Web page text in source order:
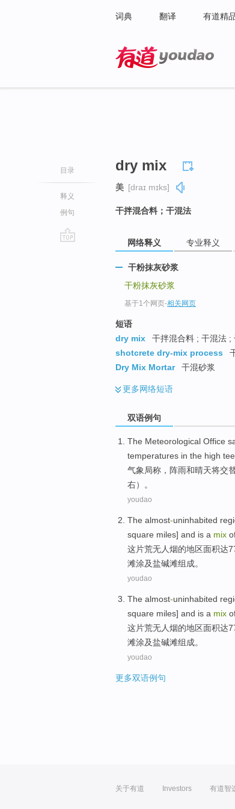
词典 翻译 有道精
目录
释义
例句
dry mix
美 [draɪ mɪks]
干拌混合料；干混法
网络释义 专业释义
干粉抹灰砂浆
干粉抹灰砂浆
基于1个网页-相关网页
短语
dry mix
干拌混合料 ; 干混法 ;
shotcrete dry-mix process
Dry Mix Mortar
干混砂浆
更多网络短语
双语例句
The Meteorological Office
temperatures in the high
气象局称 ， 阵雨和晴天将交
右）。
youdao
The almost-uninhabited
square miles] and is a mix
这片荒无人烟的地区面积达
滩涂及盐碱滩组成。
youdao
The almost-uninhabited
square miles] and is a mix
这片荒无人烟的地区面积达
滩涂及盐碱滩组成。
youdao
更多双语例句
关于有道 Investors 有道智